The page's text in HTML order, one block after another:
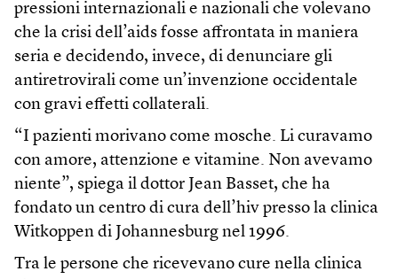
pressioni internazionali e nazionali che volevano
che la crisi dell’aids fosse affrontata in maniera
seria e decidendo, invece, di denunciare gli
antiretrovirali come un’invenzione occidentale
con gravi effetti collaterali.
“I pazienti morivano come mosche. Li curavamo
con amore, attenzione e vitamine. Non avevamo
niente”, spiega il dottor Jean Basset, che ha
fondato un centro di cura dell’hiv presso la clinica
Witkoppen di Johannesburg nel 1996.
Tra le persone che ricevevano cure nella clinica